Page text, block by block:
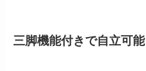
三脚機能付きで自立可能